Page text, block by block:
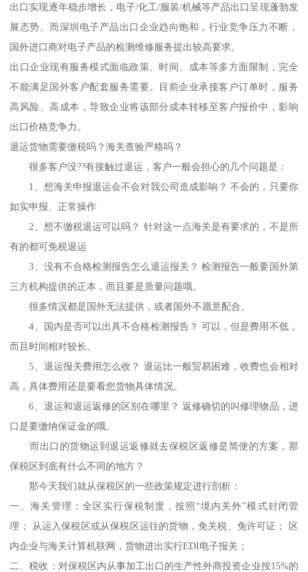
出口实现逐年稳步增长，电子/化工/服装/机械等产品出口呈现蓬勃发
展态势。而深圳电子产品出口企业趋向饱和，行业竞争压力不断，
国外进口商对电子产品的检测维修服务提出较高要求。
出口企业现有服务模式面临政策、时间、成本等多方面限制，完全
不能满足国外客户配套服务需要。目前企业承接客户订单时，服务
高风险、高成本，导致企业将该部分成本转移至客户报价中，影响
出口价格竞争力。
退运货物需要缴税吗？海关查验严格吗？
很多客户没??有接触过退运，客户一般会担心的几个问题是：
1、想海关申报退运会不会对我公司造成影响？ 不会的，只要你
如实申报、正常操作
2、想不缴税退运可以吗？ 针对这一点海关是有要求的，不是所
有的都可免税退运
3、没有不合格检测报告怎么退运报关？ 检测报告一般要国外第
三方机构提供的正本，而且要是质量问题哦。
很多情况都是国外无法提供，或者国外不愿意配合。
4、国内是否可以出具不合格检测报告？ 可以，但是费用不低，
而且时间相对较长。
5、退运报关费用怎么收？ 退运比一般贸易困难，收费也会相对
高，具体费用还是要看您货物具体情况。
6、退运和退运返修的区别在哪里？ 返修确切的叫修理物品，进
口是要缴纳保证金的哦。
而出口的货物运到退运返修就去保税区返修是简便的方案，那
保税区到底有什么不同的地方？
那今天我们就从保税区的一些政策规定进行剖析：
一、海关管理：全区实行保税制度，按照“境内关外”模式封闭管
理； 从运入保税区或从保税区运往的货物，免关税、免许可证； 区
内企业与海关计算机联网，货物进出实行EDI电子报关；
二、税收：对保税区内从事加工出口的生产性外商投资企业按15%的